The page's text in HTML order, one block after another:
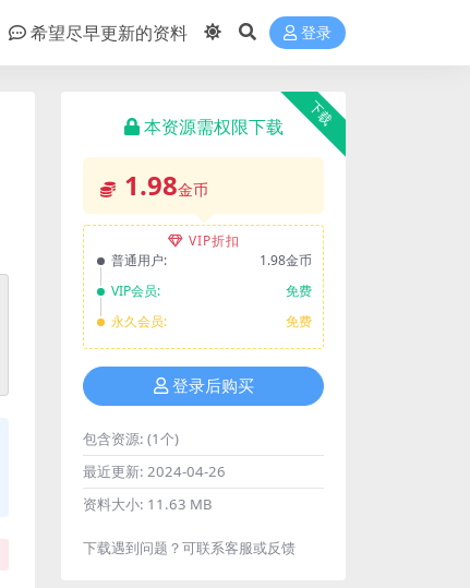
希望尽早更新的资料 登录
下载
本资源需权限下载
1.98金币
VIP折扣
普通用户:
1.98金币
VIP会员:
免费
永久会员:
免费
登录后购买
包含资源: (1个)
最近更新: 2024-04-26
资料大小: 11.63 MB
下载遇到问题？可联系客服或反馈